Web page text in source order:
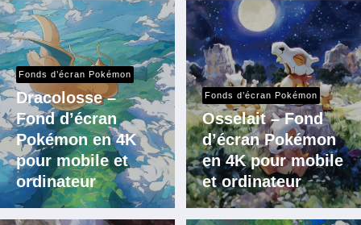
Fonds d’écran Pokémon
Dracolosse –
Fond d’écran
Pokémon en 4K
pour mobile et
ordinateur
Fonds d’écran Pokémon
Osselait – Fond
d’écran Pokémon
en 4K pour mobile
et ordinateur